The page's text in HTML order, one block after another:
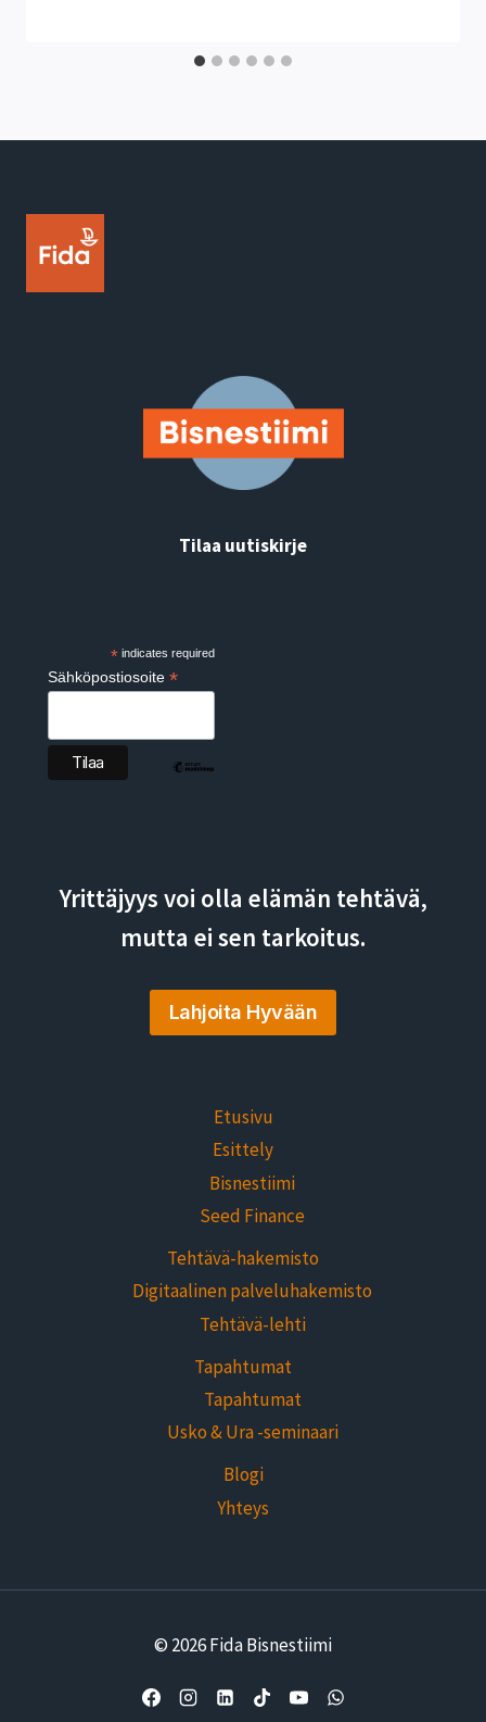
Tilaa uutiskirje
*indicates required
Sähköpostiosoite *
Yrittäjyys voi olla elämän tehtävä,
mutta ei sen tarkoitus.
Lahjoita Hyvään
Etusivu
Esittely
Bisnestiimi
Seed Finance
Tehtävä-hakemisto
Digitaalinen palveluhakemisto
Tehtävä-lehti
Tapahtumat
Tapahtumat
Usko & Ura -seminaari
Blogi
Yhteys
© 2026 Fida Bisnestiimi